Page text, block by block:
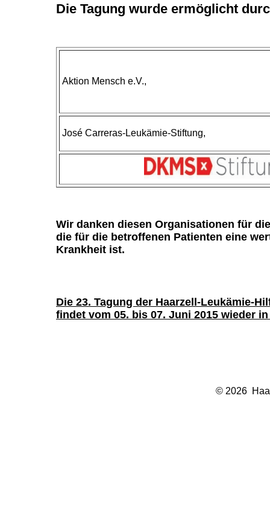
Die Tagung wurde ermöglicht
Aktion Mensch e.V.,
José Carreras-Leukämie-Stiftung,
Wir danken diesen Organisationen für
die für die betroffenen Patienten eine
Krankheit ist.
Die 23. Tagung der Haarzell-Leukämie-
findet vom 05. bis 07. Juni 2015 wieder
© 2026